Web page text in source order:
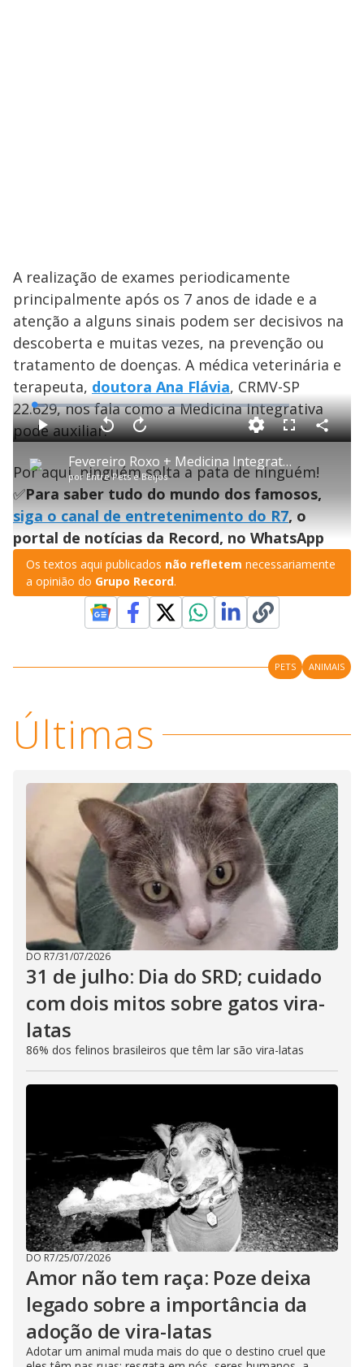
A realização de exames periodicamente
principalmente após os 7 anos de idade e a
atenção a alguns sinais podem ser decisivos na
descoberta e muitas vezes, na prevenção ou
tratamento de doenças. A médica veterinária e
terapeuta, doutora Ana Flávia, CRMV-SP
22.629, nos fala como a Medicina Integrativa
pode auxiliar:
P
l
a
y
V
e
o
Fevereiro Roxo + Medicina Integrativa = qualidade de vida para o pet idoso
por Entre Pets e Beijos
P V
t
a
r
1
0
e
g
n
d
o
s
A
a
n
ç
a
1
s
e
u
n
d
o
s
L
o
a
d
e
4
.
0
6
%
F
l
s
c
e
C
o
Por aqui, ninguém solta a pata de ninguém!
✅Para saber tudo do mundo dos famosos,
siga o canal de entretenimento do R7, o
portal de notícias da Record, no WhatsApp
Os textos aqui publicados não refletem necessariamente
a opinião do Grupo Record.
PETS ANIMAIS
Últimas
DO R7/31/07/2026
31 de julho: Dia do SRD; cuidado
com dois mitos sobre gatos vira-
latas
86% dos felinos brasileiros que têm lar são vira-latas
DO R7/25/07/2026
Amor não tem raça: Poze deixa
legado sobre a importância da
adoção de vira-latas
Adotar um animal muda mais do que o destino cruel que